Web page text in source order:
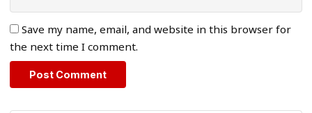
Save my name, email, and website in this browser for
the next time I comment.